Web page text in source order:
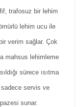
trafosuz bir lehim
lehim ucu ile
verim sağlar. Çok
mahsus lehimleme
sürece ısıtma
sadece servis ve
sunar.